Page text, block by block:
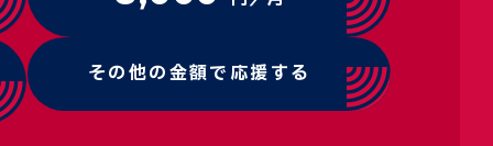
その他の金額で応援する